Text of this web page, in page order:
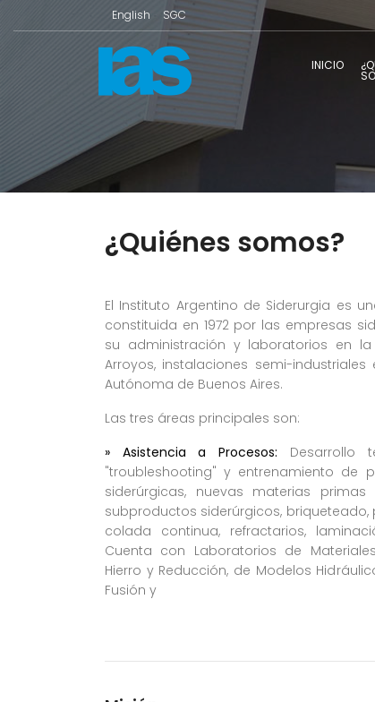
English SGC
INICIO
¿Quiénes somos?
El Instituto Argentino de Siderurgia es
constituida en 1972 por las empresas
su administración y laboratorios en
Arroyos, instalaciones semi-
Autónoma de Buenos Aires.
Las tres áreas principales son:
» Asistencia a Procesos: Desarrollo
"troubleshooting" y entrenamiento de
siderúrgicas, nuevas materias
subproductos siderúrgicos, briqueteado,
colada continua, refractarios,
Cuenta con Laboratorios de
Hierro y Reducción, de Modelos
Fusión y